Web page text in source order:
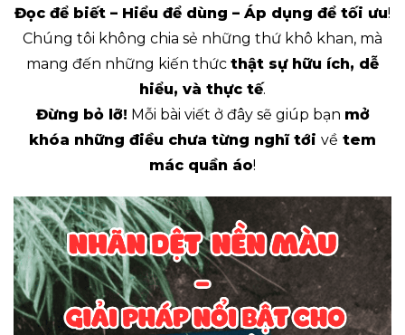
Đọc để biết – Hiểu để dùng – Áp dụng để tối ưu!
Chúng tôi không chia sẻ những thứ khô khan, mà
mang đến những kiến thức thật sự hữu ích, dễ
hiểu, và thực tế.
Đừng bỏ lỡ! Mỗi bài viết ở đây sẽ giúp bạn mở
khóa những điều chưa từng nghĩ tới về tem
mác quần áo!